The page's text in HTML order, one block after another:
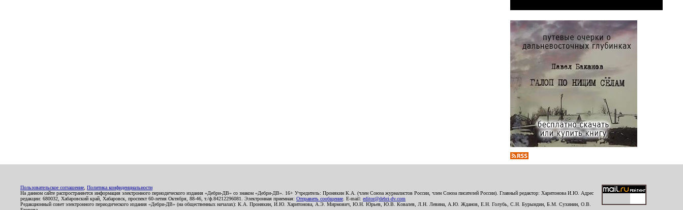
Пользовательское соглашение Политика конфиденциальности
На данном сайте распространяется информация электронного периодического издания «Дебри-ДВ» со знаком «Дебри-ДВ». 16+ Учредитель: Пронякин К.А. (член Союза журналистов России, член Союза писателей России). Главный редактор: Харитонова И.Ю. Адрес
редакции: 680032, Хабаровский край, Хабаровск, проспект 60-летия Октября, 88-46, т./ф.84212296081. Электронная приемная: Отправить сообщение . E-mail: editor@debri-dv.com
Редакционный совет электронного периодического издания «Дебри-ДВ» (на общественных началах): К.А. Пронякин, И.Ю. Харитонова, А.Э. Мирмович, Ю.Н. Юрьев, Ю.В. Ковалев, Л.Н. Левина, А.Ю. Жданов, Е.Н. Голубь, С.Н. Бурындин, Б.М. Сухинин, О.В.